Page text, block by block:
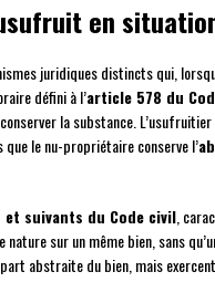
en
juridiques distincts qui,
défini à l’article 578 du
la substance.
que le nu-propriétaire conserve l’
et suivants du Code civil ,
sur un même bien, sans
abstraite du bien, mais